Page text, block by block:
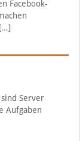
Facebook-
[…]
Server
Aufgaben